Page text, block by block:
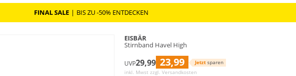
FINAL SALE | BIS ZU -50% ENTDECKEN
EISBÄR
Stirnband Havel High
UVP29,99 23,99 Jetzt sparen
inkl. Mwst zzgl. Versandkosten